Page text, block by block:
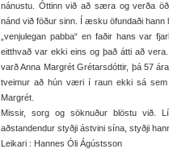
nánustu. Óttinn við að særa og verða
nánd við föður sinn. Í æsku öfundaði hann
„venjulegan pabba“ en faðir hans var
eitthvað var ekki eins og það átti að
varð Anna Margrét Grétarsdóttir, þá 57
tveimur að hún væri í raun ekki sá sem
Margrét.
Missir, sorg og söknuður blöstu við.
aðstandendur styðji ástvini sína, styðji
Leikari : Hannes Óli Ágústsson